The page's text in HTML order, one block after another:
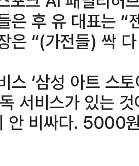
은 후 유 대표는 “
은 “(가전들) 싹
스 ‘삼성 아트 스
서비스가 있는
안 비싸다. 5000